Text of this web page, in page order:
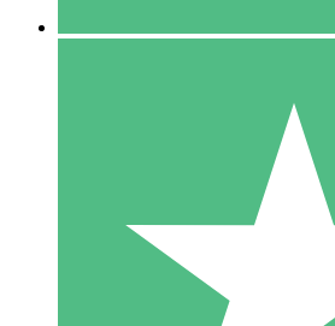
US$1500
10 Download
20